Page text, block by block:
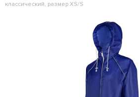
классический, размер XS/S